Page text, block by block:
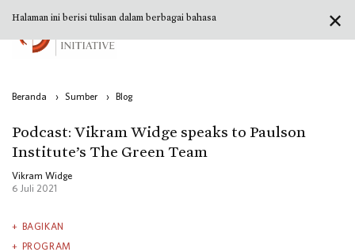
Beranda › Sumber › Blog
Podcast: Vikram Widge speaks to Paulson
Institute’s The Green Team
Vikram Widge
6 Juli 2021
BAGIKAN
PROGRAM
✕
Halaman ini berisi tulisan dalam berbagai bahasa